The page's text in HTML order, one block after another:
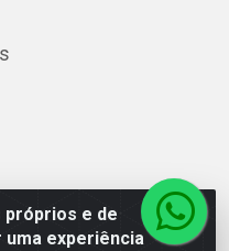
e de
experiência